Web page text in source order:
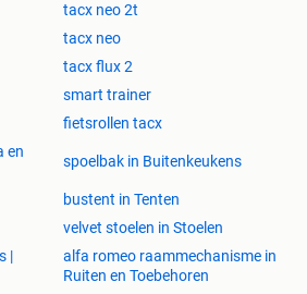
tacx neo 2t
tacx neo
tacx flux 2
smart trainer
fietsrollen tacx
en
spoelbak in Buitenkeukens
bustent in Tenten
velvet stoelen in Stoelen
|
alfa romeo raammechanisme in
Ruiten en Toebehoren